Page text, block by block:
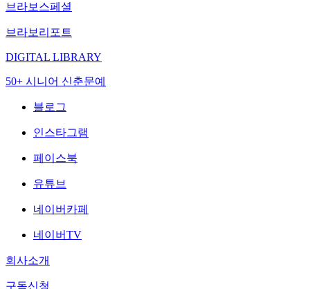
브라보스페셜
브라보리포트
DIGITAL LIBRARY
50+ 시니어 신춘문예
블로그
인스타그램
페이스북
유튜브
네이버카페
네이버TV
회사소개
구독신청